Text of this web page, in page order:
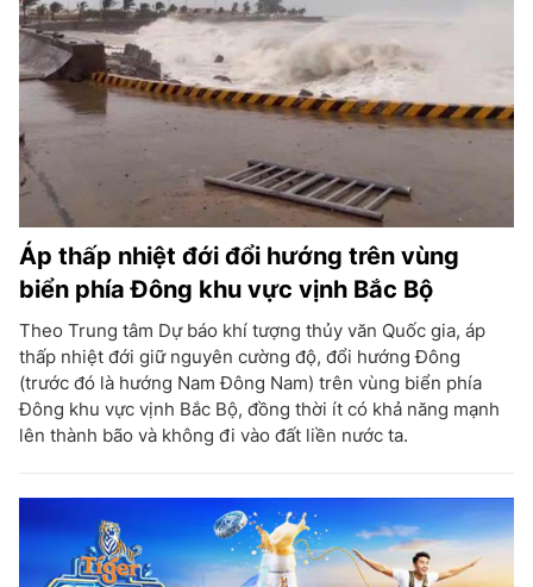
Áp thấp nhiệt đới đổi hướng trên vùng
biển phía Đông khu vực vịnh Bắc Bộ
Theo Trung tâm Dự báo khí tượng thủy văn Quốc gia, áp
thấp nhiệt đới giữ nguyên cường độ, đổi hướng Đông
(trước đó là hướng Nam Đông Nam) trên vùng biển phía
Đông khu vực vịnh Bắc Bộ, đồng thời ít có khả năng mạnh
lên thành bão và không đi vào đất liền nước ta.